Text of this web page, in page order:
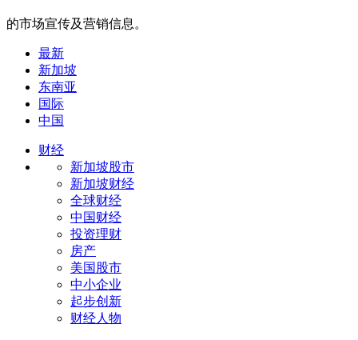
的市场宣传及营销信息。
最新
新加坡
东南亚
国际
中国
财经
新加坡股市
新加坡财经
全球财经
中国财经
投资理财
房产
美国股市
中小企业
起步创新
财经人物